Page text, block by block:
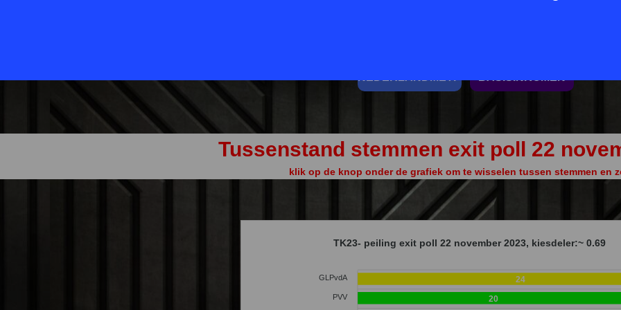
Tussenstand stemmen exit poll 22
klik op de knop onder de grafiek om te wisselen tussen stemmen en
GLPvdA
PVV
24
20
TK23- peiling exit poll 22 november 2023, kiesdeler:~ 0.69